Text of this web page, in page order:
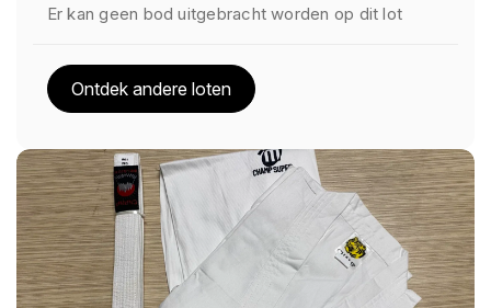
Er kan geen bod uitgebracht worden op dit lot
Ontdek andere loten